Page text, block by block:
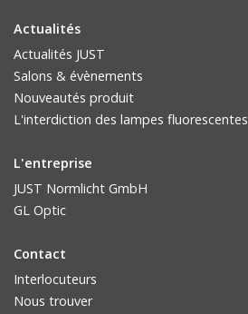
Actualités
Actualités JUST
Salons & évènements
Nouveautés produit
L'interdiction des lampes fluorescentes
L'entreprise
JUST Normlicht GmbH
GL Optic
Contact
Interlocuteurs
Nous trouver